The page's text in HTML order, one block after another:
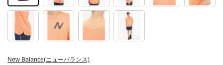
New Balance(ニューバランス)